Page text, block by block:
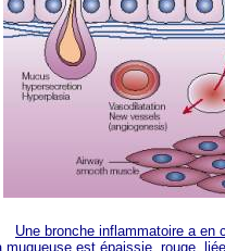
Une bronche inflammatoire a en
muqueuse est épaissie, rouge,